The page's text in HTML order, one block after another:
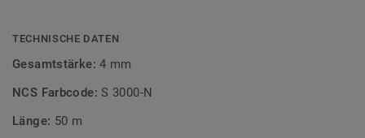
TECHNISCHE DATEN
Gesamtstärke:4 mm
NCS Farbcode:S 3000-N
Länge: 50 m